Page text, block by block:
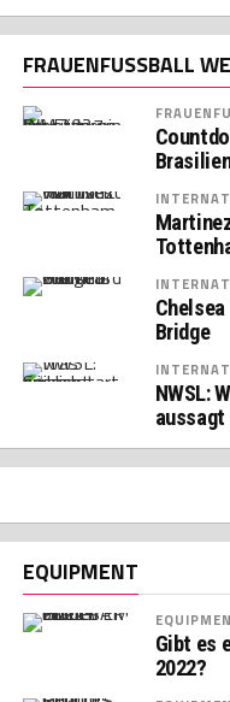
FRAUENFUSSBALL
Bridge
NWSL:
aussagt
EQUIPMENT
Gibt es
2022?